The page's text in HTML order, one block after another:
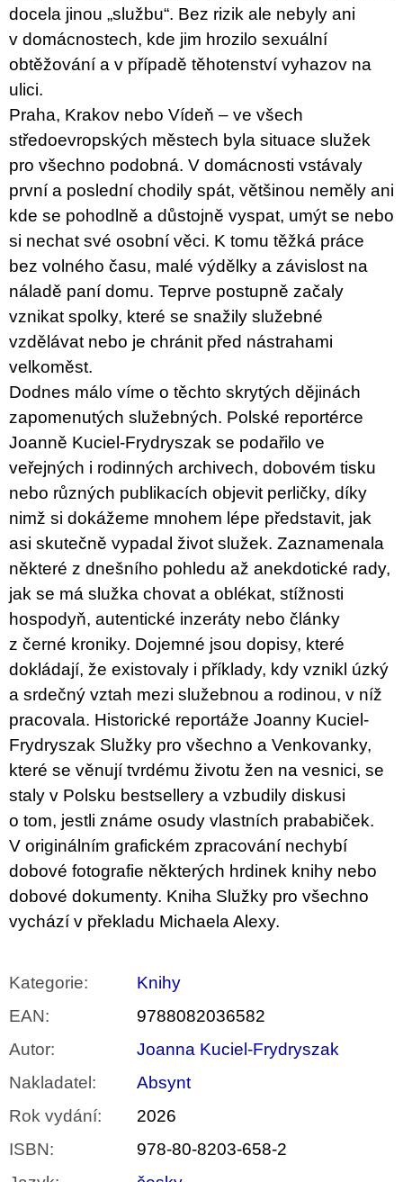
docela jinou „službu“. Bez rizik ale nebyly ani
v domácnostech, kde jim hrozilo sexuální
obtěžování a v případě těhotenství vyhazov na
ulici.
Praha, Krakov nebo Vídeň – ve všech
středoevropských městech byla situace služek
pro všechno podobná. V domácnosti vstávaly
první a poslední chodily spát, většinou neměly ani
kde se pohodlně a důstojně vyspat, umýt se nebo
si nechat své osobní věci. K tomu těžká práce
bez volného času, malé výdělky a závislost na
náladě paní domu. Teprve postupně začaly
vznikat spolky, které se snažily služebné
vzdělávat nebo je chránit před nástrahami
velkoměst.
Dodnes málo víme o těchto skrytých dějinách
zapomenutých služebných. Polské reportérce
Joanně Kuciel-Frydryszak se podařilo ve
veřejných i rodinných archivech, dobovém tisku
nebo různých publikacích objevit perličky, díky
nimž si dokážeme mnohem lépe představit, jak
asi skutečně vypadal život služek. Zaznamenala
některé z dnešního pohledu až anekdotické rady,
jak se má služka chovat a oblékat, stížnosti
hospodyň, autentické inzeráty nebo články
z černé kroniky. Dojemné jsou dopisy, které
dokládají, že existovaly i příklady, kdy vznikl úzký
a srdečný vztah mezi služebnou a rodinou, v níž
pracovala. Historické reportáže Joanny Kuciel-
Frydryszak Služky pro všechno a Venkovanky,
které se věnují tvrdému životu žen na vesnici, se
staly v Polsku bestsellery a vzbudily diskusi
o tom, jestli známe osudy vlastních prababiček.
V originálním grafickém zpracování nechybí
dobové fotografie některých hrdinek knihy nebo
dobové dokumenty. Kniha Služky pro všechno
vychází v překladu Michaela Alexy.
Kategorie:
Knihy
EAN:
9788082036582
Autor:
Joanna Kuciel-Frydryszak
Nakladatel :
Absynt
Rok vydání:
2026
ISBN:
978-80-8203-658-2